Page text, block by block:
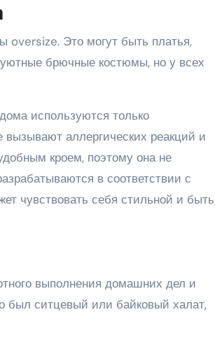
oversize. Это могут быть платья,
уютные брючные костюмы, но у всех
используются только
аллергических реакций и
кроем, поэтому она не
в соответствии с
чувствовать себя стильной и быть
выполнения домашних дел и
был ситцевый или байковый халат,